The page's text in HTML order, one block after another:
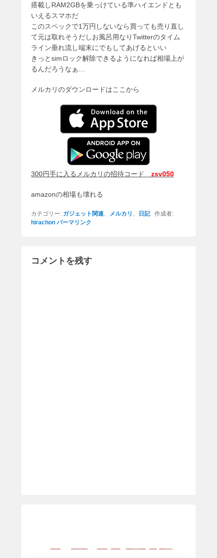
搭載しRAM2GBを乗っけている準ハイエンドとも
いえるスマホだ
このスペックで1万円しないなら買っても売り直し
て元は取れそうだしお風呂用なりTwitterのタイム
ライン垂れ流し端末にでもしてあげるといい
きっとsimロック解除できるようになれば相場上が
るんだろうなぁ…
メルカリのダウンロードはここから
300円手に入るメルカリの招待コード zsv050
amazonの相場も壊れる
カテゴリー: ガジェット関連、 メルカリ 、 日記作成者:
hirachon パーマリンク
コメントを残す